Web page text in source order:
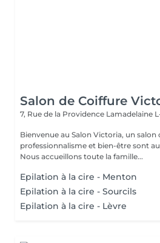
Salon de Coiffure
7, Rue de la Providence Lamadelaine
Bienvenue au Salon Victoria, un salon
professionnalisme et bien-être sont
Nous accueillons toute la famille...
Epilation à la cire - Menton
Epilation à la cire - Sourcils
Epilation à la cire - Lèvre